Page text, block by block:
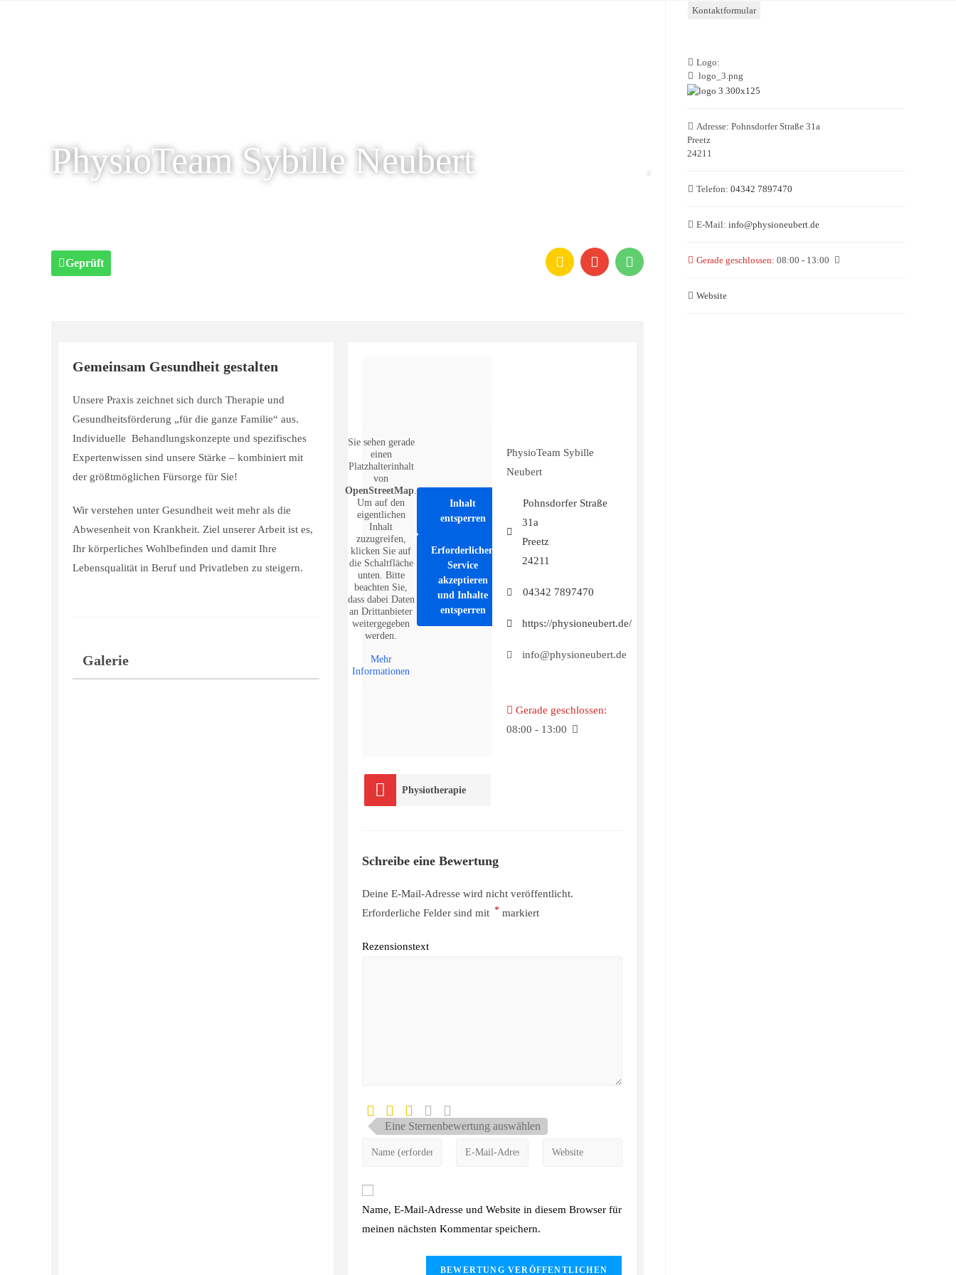
PhysioTeam Sybille Neubert
Geprüft
Gemeinsam Gesundheit gestalten
Unsere Praxis zeichnet sich durch Therapie und
Gesundheitsförderung „für die ganze Familie“ aus.
Individuelle Behandlungskonzepte und spezifisches
Expertenwissen sind unsere Stärke – kombiniert mit
der größtmöglichen Fürsorge für Sie!
Wir verstehen unter Gesundheit weit mehr als die
Abwesenheit von Krankheit. Ziel unserer Arbeit ist es,
Ihr körperliches Wohlbefinden und damit Ihre
Lebensqualität in Beruf und Privatleben zu steigern.
Galerie
Sie sehen gerade
einen
Platzhalterinhalt
von
OpenStreetMap.
Um auf den
eigentlichen
Inhalt
zuzugreifen,
klicken Sie auf
die Schaltfläche
unten. Bitte
beachten Sie,
dass dabei Daten
an Drittanbieter
weitergegeben
werden.
Mehr
Informationen
Inhalt
entsperren
Erforderlichen
Service
akzeptieren
und Inhalte
entsperren
PhysioTeam Sybille
Neubert
Pohnsdorfer Straße
31a
Preetz
24211
04342 7897470
https://physioneubert.de/
info@physioneubert.de
Gerade geschlossen:
08:00 - 13:00
Physiotherapie
Schreibe eine Bewertung
Deine E-Mail-Adresse wird nicht veröffentlicht.
Erforderliche Felder sind mit *markiert
Rezensionstext
Eine Sternenbewertung auswählen
Name, E-Mail-Adresse und Website in diesem Browser für
meinen nächsten Kommentar speichern.
Kontaktformular
Logo:
logo_3.png
Adresse: Pohnsdorfer Straße 31a
Preetz
24211
Telefon: 04342 7897470
E-Mail: info@physioneubert.de
Gerade geschlossen: 08:00 - 13:00
Website